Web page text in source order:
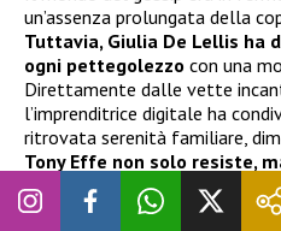
un’assenza prolungata della
Tuttavia, Giulia De Lellis ha
ogni pettegolezzo con una
Direttamente dalle vette
l’imprenditrice digitale ha
ritrovata serenità familiare,
Tony Effe non solo resiste,
mai
in questa fuga invernale.